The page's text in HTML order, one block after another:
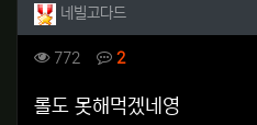
작성자 정보
네빌고다드
컨텐츠 정보
772 조회 2댓글
본문
롤도 못해먹겠네영